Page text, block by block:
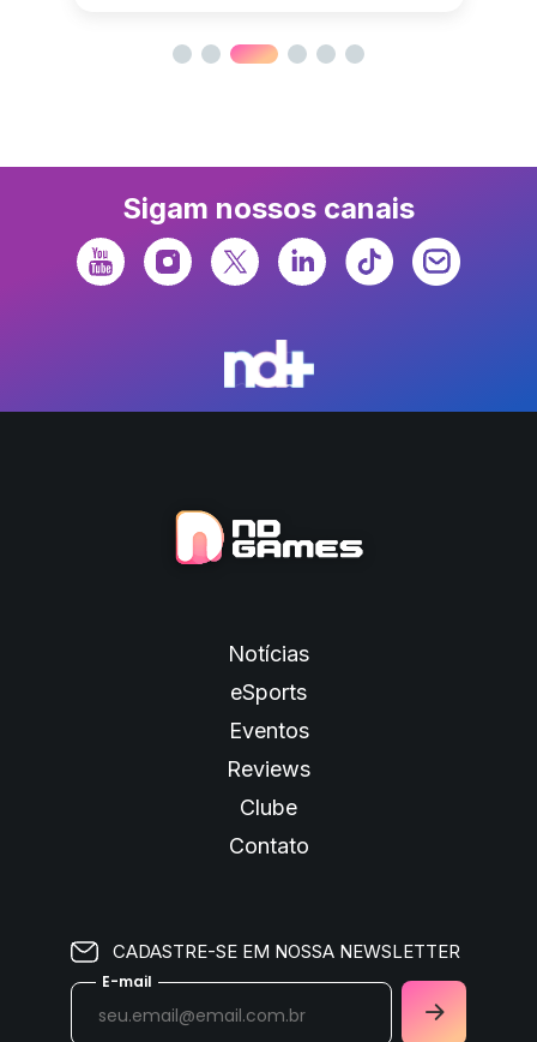
Sigam nossos canais
Notícias
eSports
Eventos
Reviews
Clube
Contato
CADASTRE-SE EM NOSSA NEWSLETTER
E-mail